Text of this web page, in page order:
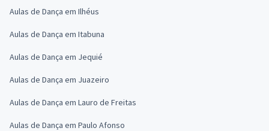
Aulas de Dança em Ilhéus
Aulas de Dança em Itabuna
Aulas de Dança em Jequié
Aulas de Dança em Juazeiro
Aulas de Dança em Lauro de Freitas
Aulas de Dança em Paulo Afonso